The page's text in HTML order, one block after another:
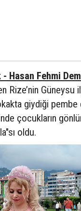
Hasan Fehmi
Rize’nin Güneysu
giydiği
çocukların
oldu.